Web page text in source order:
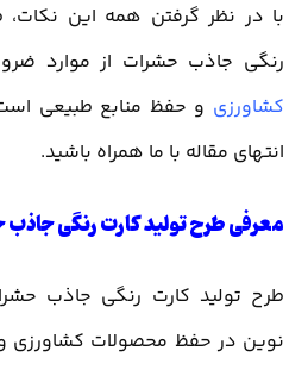
با در نظر گرفتن همه این نکات،
رنگی جاذب حشرات از موارد
کشاورزی و حفظ منابع طبیعی
انتهای مقاله با ما همراه باشید.
معرفی طرح تولید کارت رنگی
طرح تولید کارت رنگی جاذب
نوین در حفظ محصولات کشاورزی